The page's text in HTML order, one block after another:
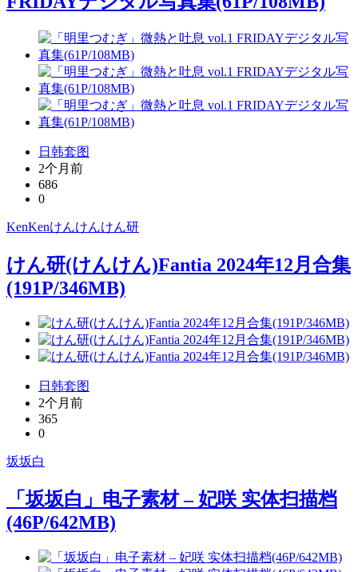
日韩套图
2个月前
686
0
KenKenけんけんけん研
けん研(けんけん)Fantia 2024年12月合集
(191P/346MB)
日韩套图
2个月前
365
0
坂坂白
「坂坂白」电子素材 – 妃咲 实体扫描档
(46P/642MB)